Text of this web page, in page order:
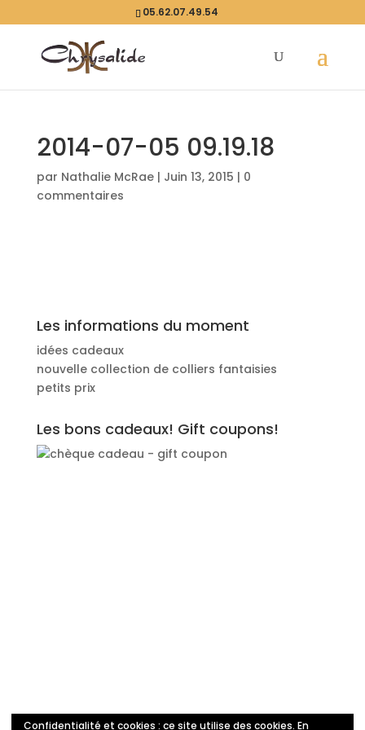
05.62.07.49.54
2014-07-05 09.19.18
par Nathalie McRae| Juin 13, 2015 | 0
commentaires
Les informations du moment
idées cadeaux
nouvelle collection de colliers fantaisies
petits prix
Les bons cadeaux! Gift coupons!
Confidentialité et cookies : ce site utilise des cookies. En